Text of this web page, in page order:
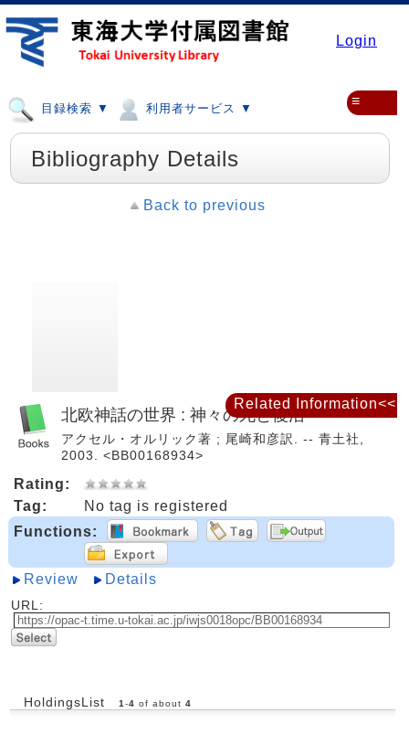
Login
目録検索 ▼ 利用者サービス ▼ ≡
Bibliography Details
Back to previous
北欧神話の世界 : 神々の死と復活
アクセル・オルリック著 ; 尾崎和彦訳. -- 青土社,
2003. <BB00168934>
Rating:
Tag:
No tag is registered
Functions:
Review Details
URL:
HoldingsList 1 -4 of about 4
Related Information<<